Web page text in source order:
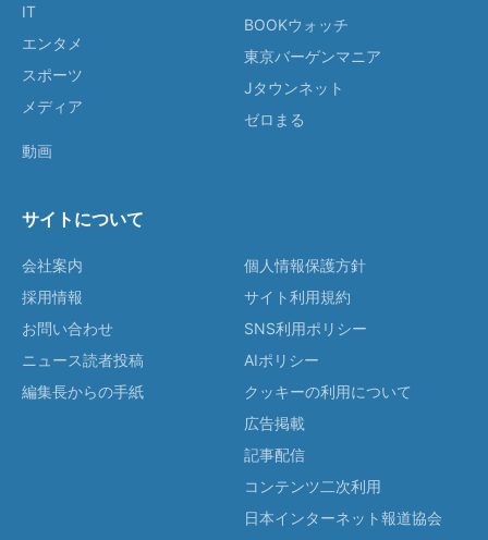
IT
エンタメ
スポーツ
メディア
動画
BOOKウォッチ
東京バーゲンマニア
Jタウンネット
ゼロまる
サイトについて
会社案内
採用情報
お問い合わせ
ニュース読者投稿
編集長からの手紙
個人情報保護方針
サイト利用規約
SNS利用ポリシー
AIポリシー
クッキーの利用について
広告掲載
記事配信
コンテンツ二次利用
日本インターネット報道協会